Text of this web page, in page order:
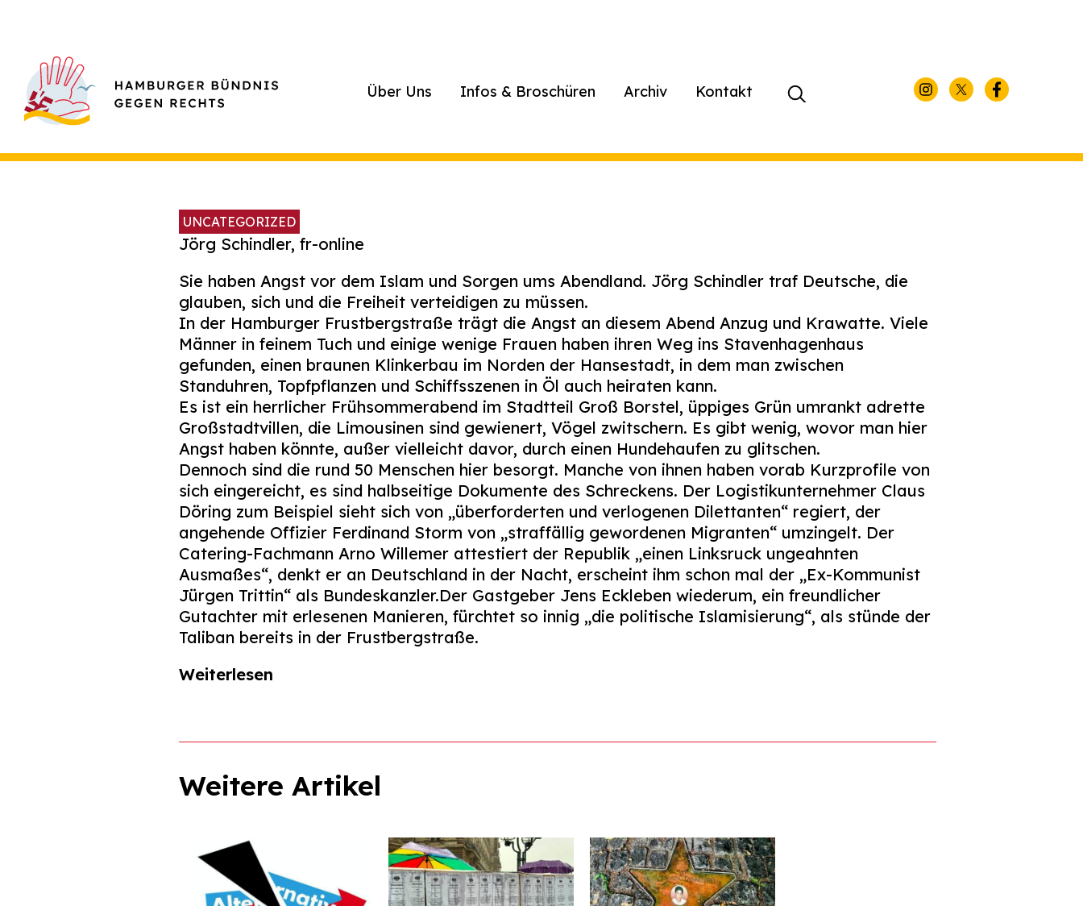
Über Uns Infos & Broschüren Archiv KontaktSuchen
UNCATEGORIZED
Jörg Schindler, fr-online
Sie haben Angst vor dem Islam und Sorgen ums Abendland. Jörg Schindler traf Deutsche, die
glauben, sich und die Freiheit verteidigen zu müssen.
In der Hamburger Frustbergstraße trägt die Angst an diesem Abend Anzug und Krawatte. Viele
Männer in feinem Tuch und einige wenige Frauen haben ihren Weg ins Stavenhagenhaus
gefunden, einen braunen Klinkerbau im Norden der Hansestadt, in dem man zwischen
Standuhren, Topfpflanzen und Schiffsszenen in Öl auch heiraten kann.
Es ist ein herrlicher Frühsommerabend im Stadtteil Groß Borstel, üppiges Grün umrankt adrette
Großstadtvillen, die Limousinen sind gewienert, Vögel zwitschern. Es gibt wenig, wovor man hier
Angst haben könnte, außer vielleicht davor, durch einen Hundehaufen zu glitschen.
Dennoch sind die rund 50 Menschen hier besorgt. Manche von ihnen haben vorab Kurzprofile von
sich eingereicht, es sind halbseitige Dokumente des Schreckens. Der Logistikunternehmer Claus
Döring zum Beispiel sieht sich von „überforderten und verlogenen Dilettanten“ regiert, der
angehende Offizier Ferdinand Storm von „straffällig gewordenen Migranten“ umzingelt. Der
Catering-Fachmann Arno Willemer attestiert der Republik „einen Linksruck ungeahnten
Ausmaßes“, denkt er an Deutschland in der Nacht, erscheint ihm schon mal der „Ex-Kommunist
Jürgen Trittin“ als Bundeskanzler.Der Gastgeber Jens Eckleben wiederum, ein freundlicher
Gutachter mit erlesenen Manieren, fürchtet so innig „die politische Islamisierung“, als stünde der
Taliban bereits in der Frustbergstraße.
Weiterlesen
Weitere Artikel